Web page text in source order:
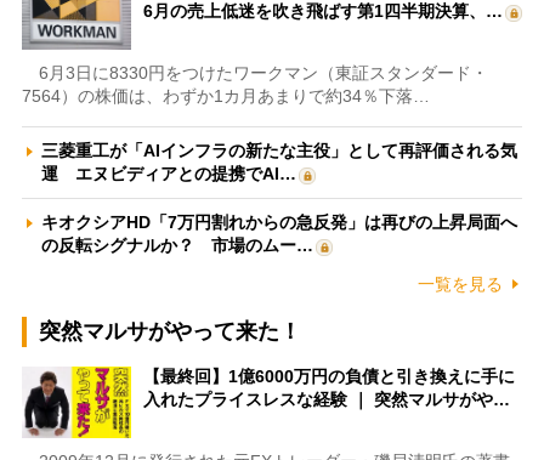
6月の売上低迷を吹き飛ばす第1四半期決算、…
6月3日に8330円をつけたワークマン（東証スタンダード・
7564）の株価は、わずか1カ月あまりで約34％下落…
三菱重工が「AIインフラの新たな主役」として再評価される気
運 エヌビディアとの提携でAI…
キオクシアHD「7万円割れからの急反発」は再びの上昇局面へ
の反転シグナルか？ 市場のムー…
一覧を見る
突然マルサがやって来た！
【最終回】1億6000万円の負債と引き換えに手に
入れたプライスレスな経験 ｜ 突然マルサがや…